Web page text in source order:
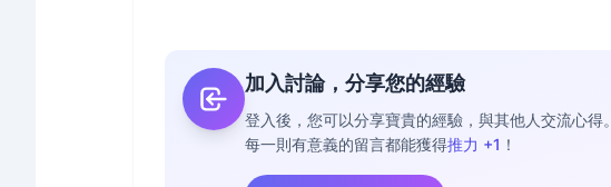
加入討論，分享您的經驗
登入後，您可以分享寶貴的經驗，與其他人交流心得。
每一則有意義的留言都能獲得推力 +1 ！